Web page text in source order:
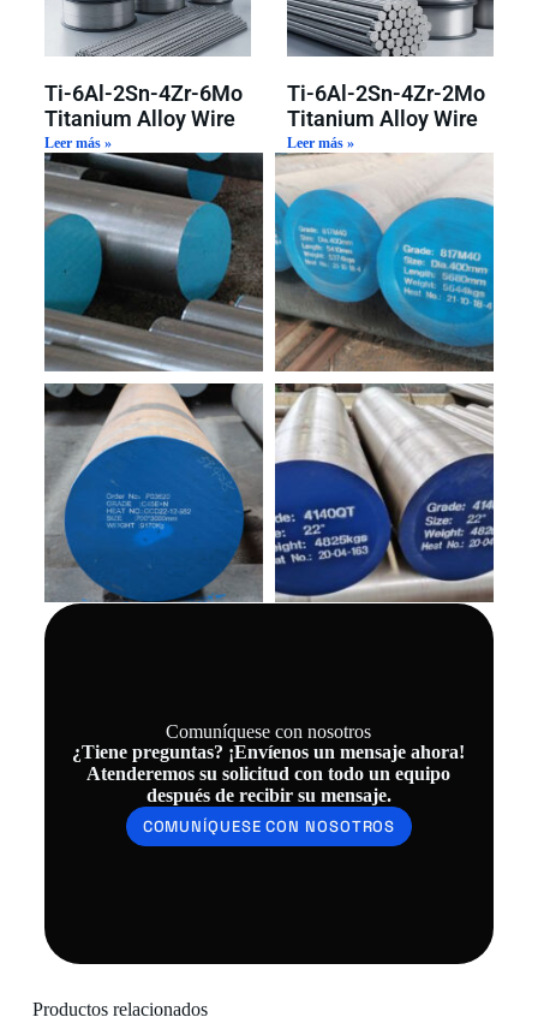
Ti-6Al-2Sn-4Zr-6Mo
Titanium Alloy Wire
Leer más »
Ti-6Al-2Sn-4Zr-2Mo
Titanium Alloy Wire
Leer más »
Comuníquese con nosotros
¿Tiene preguntas? ¡Envíenos un mensaje ahora!
Atenderemos su solicitud con todo un equipo
después de recibir su mensaje.
COMUNÍQUESE CON NOSOTROS
Productos relacionados